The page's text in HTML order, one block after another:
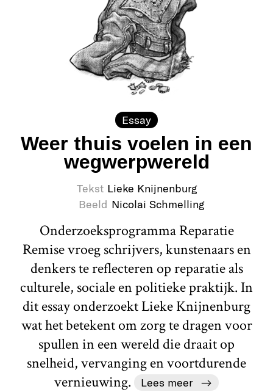
Essay
Weer thuis voelen in een
wegwerpwereld
Tekst Lieke Knijnenburg
Beeld Nicolai Schmelling
Onderzoeksprogramma Reparatie
Remise vroeg schrijvers, kunstenaars en
denkers te reflecteren op reparatie als
culturele, sociale en politieke praktijk. In
dit essay onderzoekt Lieke Knijnenburg
wat het betekent om zorg te dragen voor
spullen in een wereld die draait op
snelheid, vervanging en voortdurende
vernieuwing.
Lees meer